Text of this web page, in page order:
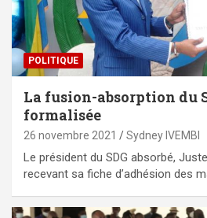
POLITIQUE
La fusion-absorption du
formalisée
26 novembre 2021 Sydney IVEMBI
Le président du SDG absorbé,
recevant sa fiche d’adhésion des